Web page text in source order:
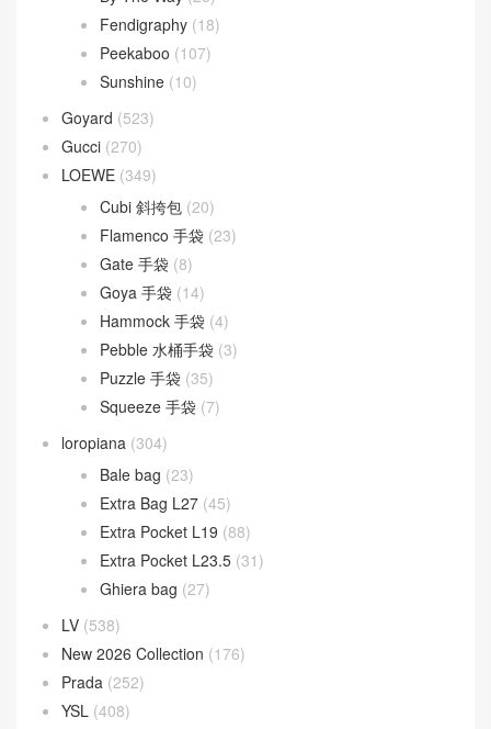
Dior Saddle
(1)
DIOR TOUJOURS
Lady D-Joy(26)
Fendi (577)
Baguette
By The Way (23)
Fendigraphy (18)
Peekaboo (107)
Sunshine(10)
Goyard(523)
Gucci (270)
LOEWE(349)
Cubi 斜挎包(20)
Flamenco 手袋
Gate 手袋(8)
Goya 手袋 (14)
Hammock 手袋(4)
Pebble 水桶手袋(3)
Puzzle 手袋
(35)
loropiana(304)
Bale bag
Extra Bag L27